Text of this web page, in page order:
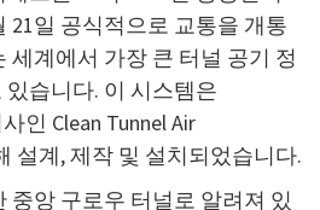
21일 공식적으로 교통을 개통
세계에서 가장 큰 터널 공기 정
습니다. 이 시스템은
인 Clean Tunnel Air
설계, 제작 및 설치되었습니다.
중앙 구로우 터널로 알려져 있